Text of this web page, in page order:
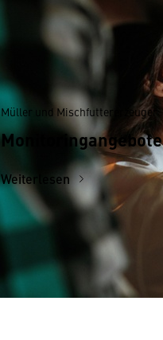
Müller und Mischfuttererzeuger
Monitoringangebote
Weiterlesen